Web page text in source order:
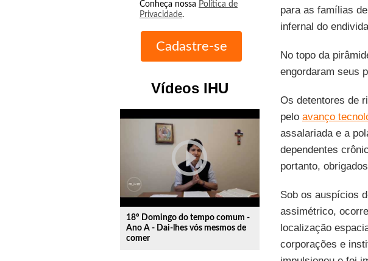
Conheça nossa Política de
Privacidade.
Vídeos IHU
play_circle_outline
18º Domingo do tempo comum -
Ano A - Dai-lhes vós mesmos de
comer
para as famílias
infernal do
No topo da
engordaram seus
Os detentores de
pelo avanço
assalariada e a
dependentes
portanto,
Sob os auspícios
assimétrico,
localização
corporações e